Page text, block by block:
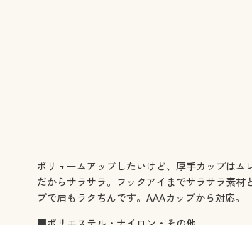
ボリュームアップしたいけど、厚手カップは
だからサラサラ。フックアイまでサラサラ素
プで肩もラクちんです。AAAカップから対応。